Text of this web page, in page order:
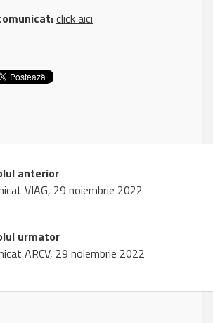
click aici
anterior
VIAG, 29 noiembrie 2022
urmator
ARCV, 29 noiembrie 2022